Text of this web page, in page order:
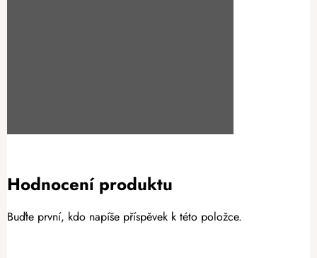
Hodnocení produktu
Buďte první, kdo napíše příspěvek k této položce.